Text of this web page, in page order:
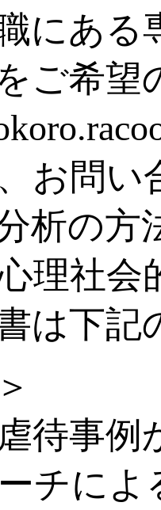
にある
ご希望
お問
析の方
理社
は下記
待事
チによ